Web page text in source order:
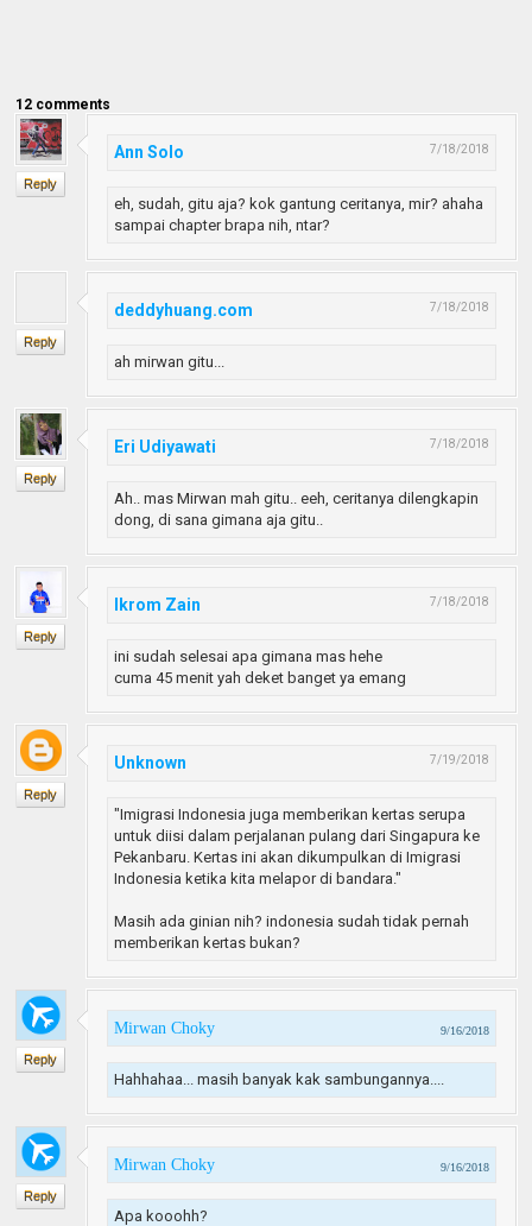
12 comments
Reply
Ann Solo 7/18/2018
eh, sudah, gitu aja? kok gantung ceritanya, mir? ahaha
sampai chapter brapa nih, ntar?
Reply
deddyhuang.com 7/18/2018
ah mirwan gitu...
Reply
Eri Udiyawati 7/18/2018
Ah.. mas Mirwan mah gitu.. eeh, ceritanya dilengkapin
dong, di sana gimana aja gitu..
Reply
Ikrom Zain 7/18/2018
ini sudah selesai apa gimana mas hehe
cuma 45 menit yah deket banget ya emang
Reply
Unknown 7/19/2018
"Imigrasi Indonesia juga memberikan kertas serupa
untuk diisi dalam perjalanan pulang dari Singapura ke
Pekanbaru. Kertas ini akan dikumpulkan di Imigrasi
Indonesia ketika kita melapor di bandara."
Masih ada ginian nih? indonesia sudah tidak pernah
memberikan kertas bukan?
Reply
Mirwan Choky 9/16/2018
Hahhahaa... masih banyak kak sambungannya....
Reply
Mirwan Choky 9/16/2018
Apa kooohh?